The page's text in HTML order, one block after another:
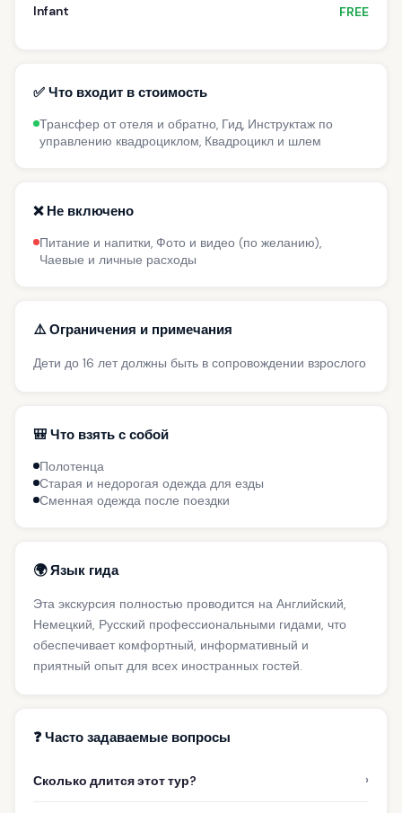
Infant FREE
✅ Что входит в стоимость
Трансфер от отеля и обратно, Гид, Инструктаж по
управлению квадроциклом, Квадроцикл и шлем
❌ Не включено
Питание и напитки, Фото и видео (по желанию),
Чаевые и личные расходы
⚠️ Ограничения и примечания
Дети до 16 лет должны быть в сопровождении взрослого
🎒 Что взять с собой
Полотенца
Старая и недорогая одежда для езды
Сменная одежда после поездки
🌍 Язык гида
Эта экскурсия полностью проводится на Английский,
Немецкий, Русский профессиональными гидами, что
обеспечивает комфортный, информативный и
приятный опыт для всех иностранных гостей.
❓ Часто задаваемые вопросы
Сколько длится этот тур? ›